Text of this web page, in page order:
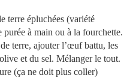
terre épluchées (variété
purée à main ou à la fourchette.
terre, ajouter l’œuf battu, les
et du sel. Mélanger le tout.
(ça ne doit plus coller)